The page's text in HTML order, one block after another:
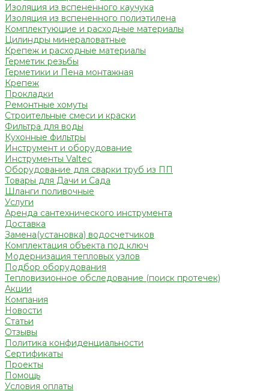
Изоляция из вспененного каучука
Изоляция из вспененного полиэтилена
Комплектующие и расходные материалы
Цилиндры минераловатные
Крепеж и расходные материалы
Герметик резьбы
Герметики и Пена монтажная
Крепеж
Прокладки
Ремонтные хомуты
Строительные смеси и краски
Фильтра для воды
Кухонные фильтры
Инструмент и оборудование
Инструменты Valtec
Оборудование для сварки труб из ПП
Товары для Дачи и Сада
Шланги поливочные
Услуги
Аренда сантехнического инструмента
Доставка
Замена(установка) водосчетчиков
Комплектация объекта под ключ
Модернизация тепловых узлов
Подбор оборудования
Тепловизионное обследование (поиск протечек)
Акции
Компания
Новости
Статьи
Отзывы
Политика конфиденциальности
Сертификаты
Проекты
Помощь
Условия оплаты